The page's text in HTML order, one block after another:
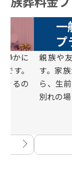
ンで
なが
会的な
プ
できる
という
夜や葬
に、⽕